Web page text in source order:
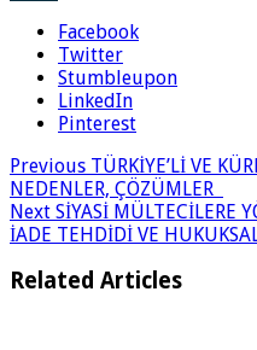
Facebook
Twitter
Stumbleupon
LinkedIn
Pinterest
Previous TÜRKİYE’Lİ VE
NEDENLER, ÇÖZÜMLER
Next SİYASİ MÜLTECİLERE
İADE TEHDİDİ VE
Related Articles